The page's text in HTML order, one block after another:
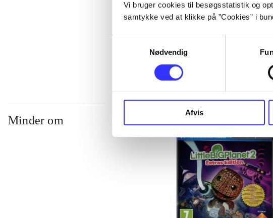
Vi bruger cookies til besøgsstatistik og
samtykke ved at klikke på ”Cookies” i
Nødvendig
Afvis
Minder om